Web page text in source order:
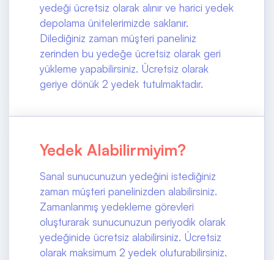
yedeği ücretsiz olarak alınır ve harici yedek
depolama ünitelerimizde saklanır.
Dilediğiniz zaman müşteri paneliniz
zerinden bu yedeğe ücretsiz olarak geri
yükleme yapabilirsiniz. Ücretsiz olarak
geriye dönük 2 yedek tutulmaktadır.
Yedek Alabilirmiyim?
Sanal sunucunuzun yedeğini istediğiniz
zaman müşteri panelinizden alabilirsiniz.
Zamanlanmış yedekleme görevleri
oluşturarak sunucunuzun periyodik olarak
yedeğinide ücretsiz alabilirsiniz. Ücretsiz
olarak maksimum 2 yedek oluturabilirsiniz.